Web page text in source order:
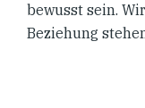
bewusst sein.
Beziehung